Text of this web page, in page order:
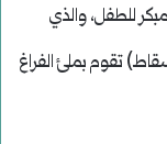
للطفل، والذي
تقوم بملئ الفراغ